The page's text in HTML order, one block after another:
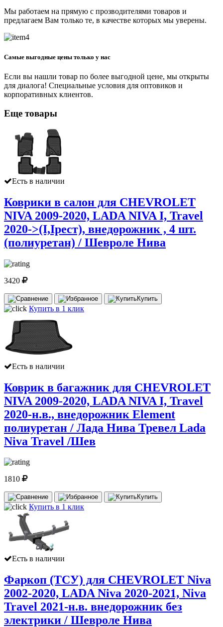
Мы работаем на прямую с прозводителями товаров и
предлагаем Вам только те, в качестве которых мы уверены.
Самые выгодные цены только у нас
Если вы нашли товар по более выгодной цене, мы открыты
для диалога! Специальные условия для оптовиков и
корпоративных клиентов.
Еще товары
Есть в наличии
Коврики в салон для CHEVROLET
NIVA 2009-2020, LADA NIVA I, Travel
2020-˃(I,Iрест), внедорожник , 4 шт.
(полиуретан) / Шевроле Нива
3420
Купить
Купить в 1 клик
Есть в наличии
Коврик в багажник для CHEVROLET
NIVA 2009-2020, LADA NIVA I, Travel
2020-н.в., внедорожник Element
полиуретан / Лада Нива Тревел Lada
Niva Travel /Шев
1810
Купить
Купить в 1 клик
Есть в наличии
Фаркоп (ТСУ) для CHEVROLET Niva
2002-2020, LADA Niva 2020-2021, Niva
Travel 2021-н.в. внедорожник без
электрики / Шевроле Нива